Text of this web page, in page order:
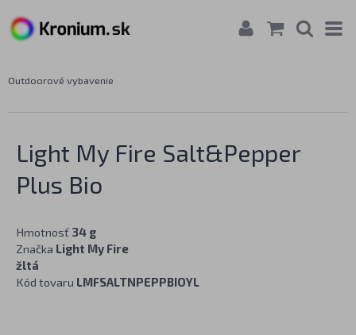
Outdoorové vybavenie
Light My Fire Salt&Pepper
Plus Bio
Hmotnosť 34 g
Značka Light My Fire
žltá
Kód tovaru LMFSALTNPEPPBIOYL